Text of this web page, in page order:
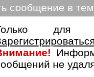
сообщение в
для
не